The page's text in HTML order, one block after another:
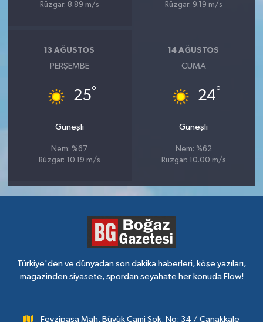
Rüzgar: 8.89 m/s
Rüzgar: 9.19 m/s
13 AĞUSTOS
PERŞEMBE
25°
Güneşli
Nem: %67
Rüzgar: 10.19 m/s
14 AĞUSTOS
CUMA
24°
Güneşli
Nem: %62
Rüzgar: 10.00 m/s
Türkiye'den ve dünyadan son dakika haberleri, köşe yazıları,
magazinden siyasete, spordan seyahate her konuda Flow!
Fevzipaşa Mah. Büyük Cami Sok. No: 34 / Çanakkale